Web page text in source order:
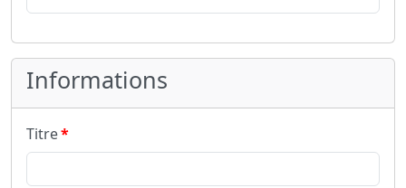
Informations
Titre